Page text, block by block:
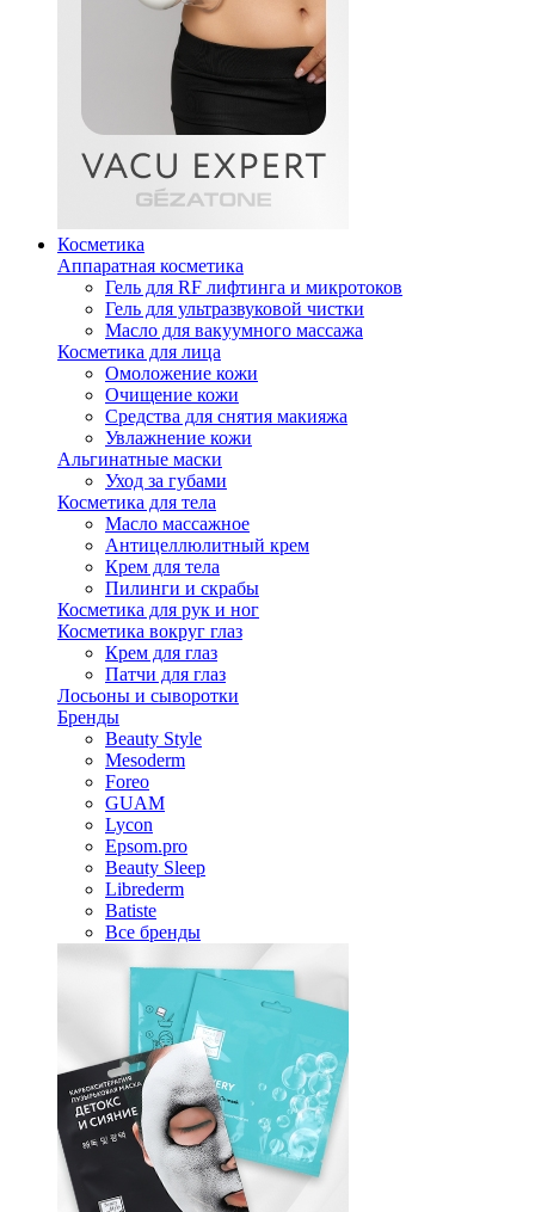
Косметика
Аппаратная косметика
Гель для RF лифтинга и микротоков
Гель для ультразвуковой чистки
Масло для вакуумного массажа
Косметика для лица
Омоложение кожи
Очищение кожи
Средства для снятия макияжа
Увлажнение кожи
Альгинатные маски
Уход за губами
Косметика для тела
Масло массажное
Антицеллюлитный крем
Крем для тела
Пилинги и скрабы
Косметика для рук и ног
Косметика вокруг глаз
Крем для глаз
Патчи для глаз
Лосьоны и сыворотки
Бренды
Beauty Style
Mesoderm
Foreo
GUAM
Lycon
Epsom.pro
Beauty Sleep
Librederm
Batiste
Все бренды